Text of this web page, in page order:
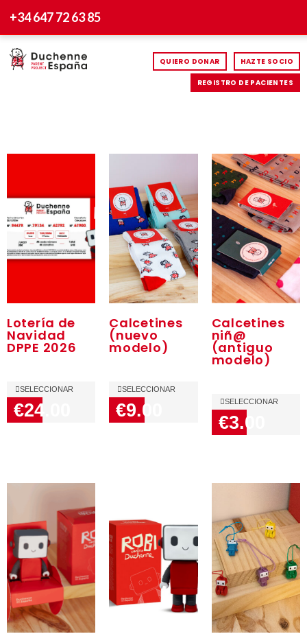
+34 647 72 63 85
QUIERO DONAR HAZTE SOCIO
REGISTRO DE PACIENTES
Lotería de
Navidad
DPPE 2026
SELECCIONAR
€24.00
Calcetines
(nuevo
modelo)
SELECCIONAR
€9.00
Calcetines
niñ@
(antiguo
modelo)
SELECCIONAR
€3.00